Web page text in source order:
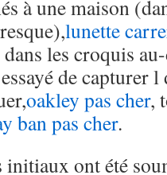
à une maison
lunette
les croquis
de capturer
oakley pas cher,
ban pas cher.
ont été